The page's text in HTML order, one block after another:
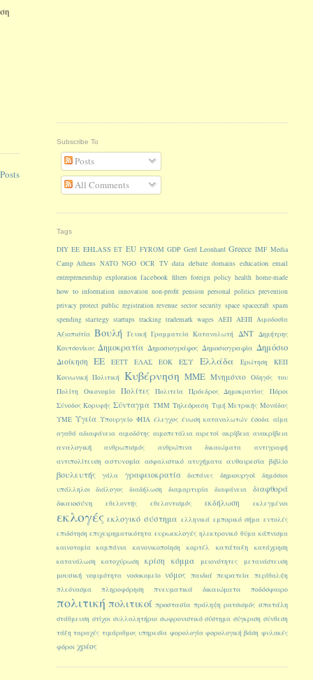
Subscribe To
Posts
All Comments
Tags
DIY EE EHLASS ET EU FYROM GDP Gerd Leonhard Greece IMF Media
Camp Athens NATO NGO OCR TV data debate domains education email
entrepreneurship exploration facebook filters foreign policy health home-made
how to information innovation non-profit pension personal politics prevention
privacy protect public registration revenue sector security space spacecraft spam
spending startegy startups tracking trademark wages ΑΕΠ ΑΕΠΙ Αιμοδοσία
Αξιοπιστία Βουλή Γενική Γραμματεία Καταναλωτή ΔΝΤ Δημήτρης
Κουτσονίκας Δημοκρατία Δημοσιογράφος Δημοσιογραφία Δημόσιο
Διοίκηση ΕΕ ΕΕΤΤ ΕΛΑΣ ΕΟΚ ΕΣΥ Ελλάδα Ερώτηση
ΚΕΠ
Κοινωνική Πολιτική
Κυβέρνηση ΜΜΕ Μνημόνιο Οδηγός του
Πολίτη
Οικονομία Πολίτες Πολιτεία Πρόεδρος Δημοκρατίας
Πόροι
Σύνοδος Κορυφής Σύνταγμα ΤΜΜ Τηλεόραση Τιμή Μετρικής Μονάδας
ΥΜΕ Υγεία Υπουργείο ΦΠΑ έλεγχος ένωση καταναλωτών έσοδα αίμα
αγαθά αδιαφάνεια αιμοδότης αιμοπετάλια αιρετοί ακρίβεια ανακρίβεια
αναλογική ανθρωπισμός ανθρώπινα δικαιώματα
αντιγραφή
αντιπολίτευση αστυνομία ασφαλιστικό ατυχήματα αυθαιρεσία βιβλίο
βουλευτής γάλα γραφειοκρατία δαπάνες δημιουργοί
δημόσιοι
υπάλληλοι
διάλογος διαδήλωση διαμαρτυρία διαφάνεια διαφθορά
δικαιοσύνη εθελοντής εθελοντισμός εκδήλωση εκλεγμένοι
εκλογές εκλογικό σύστημα ελληνικά εμπορικό σήμα εντολές
επιδότηση επιχειρηματικότητα ευρωεκλογές ηλεκτρονικό θύμα κάπνισμα
καινοτομία
καμπάνια κανονικοποίηση καρτέλ κατάταξη
κατάχρηση
κατανάλωση
κατοχύρωση κρίση κόμμα μειονότητες μετανάστευση
μουσική νομιμότητα νοσοκομείο νόμος παιδιά πειρατεία
περίθαλψη
πλεόνασμα
πληροφόρηση πνευματικά δικαιώματα ποδόσφαιρο
πολιτική πολιτικοί προστασία πρόληψη ρατσισμός σπατάλη
στάθμευση στίχοι συλλαλητήριο σωφρονιστικό σύστημα σύγκριση σύνθεση
τάξη ταραχές τιμάριθμος υπηρεσία φορολογία φορολογική βάση φυλακές
φόροι χρέος